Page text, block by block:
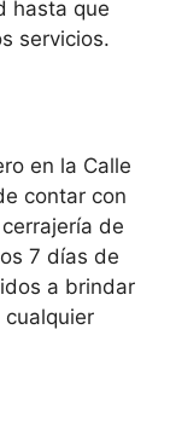
hasta que
servicios.
en la Calle
contar con
de
7 días de
a brindar